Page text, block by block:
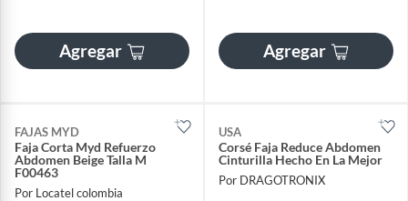
Agregar Agregar
FAJAS MYD
Faja Corta Myd Refuerzo
Abdomen Beige Talla M
F00463
Por Locatel colombia
USA
Corsé Faja Reduce Abdomen
Cinturilla Hecho En La Mejor
Por DRAGOTRONIX